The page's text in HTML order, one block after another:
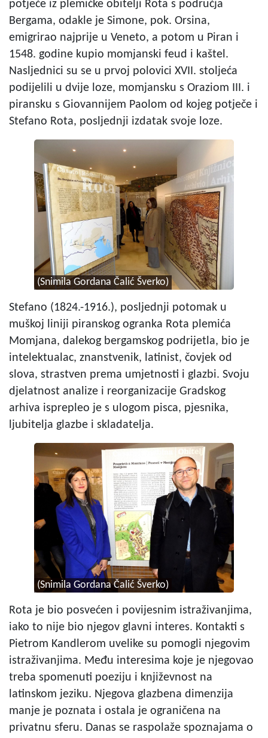
potječe iz plemićke obitelji Rota s područja
Bergama, odakle je Simone, pok. Orsina,
emigrirao najprije u Veneto, a potom u Piran i
1548. godine kupio momjanski feud i kaštel.
Nasljednici su se u prvoj polovici XVII. stoljeća
podijelili u dvije loze, momjansku s Oraziom III. i
piransku s Giovannijem Paolom od kojeg potječe i
Stefano Rota, posljednji izdatak svoje loze.
(Snimila Gordana Čalić Šverko)
Stefano (1824.-1916.), posljednji potomak u
muškoj liniji piranskog ogranka Rota plemića
Momjana, dalekog bergamskog podrijetla, bio je
intelektualac, znanstvenik, latinist, čovjek od
slova, strastven prema umjetnosti i glazbi. Svoju
djelatnost analize i reorganizacije Gradskog
arhiva isprepleo je s ulogom pisca, pjesnika,
ljubitelja glazbe i skladatelja.
(Snimila Gordana Čalić Šverko)
Rota je bio posvećen i povijesnim istraživanjima,
iako to nije bio njegov glavni interes. Kontakti s
Pietrom Kandlerom uvelike su pomogli njegovim
istraživanjima. Među interesima koje je njegovao
treba spomenuti poeziju i književnost na
latinskom jeziku. Njegova glazbena dimenzija
manje je poznata i ostala je ograničena na
privatnu sferu. Danas se raspolaže spoznajama o